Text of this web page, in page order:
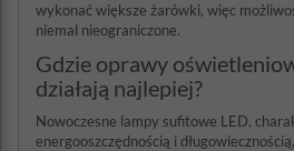
wykonać większe żarówki, więc
niemal nieograniczone.
Gdzie oprawy
działają najlepiej?
Nowoczesne lampy sufitowe LED,
energooszczędnością i